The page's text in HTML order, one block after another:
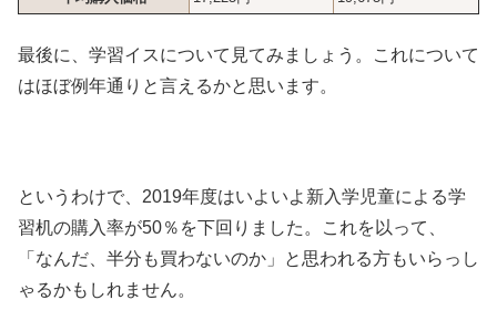
最後に、学習イスについて見てみましょう。これについて
はほぼ例年通りと言えるかと思います。
というわけで、2019年度はいよいよ新入学児童による学
習机の購入率が50％を下回りました。これを以って、
「なんだ、半分も買わないのか」と思われる方もいらっし
ゃるかもしれません。